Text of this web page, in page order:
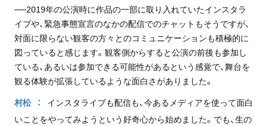
──2019年の公演時に作品の一部に取り入れていたインスタラ
イブや、緊急事態宣言のなかの配信でのチャットもそうですが、
対面に限らない観客の方々とのコミュニケーションも積極的に
図っていると感じます。観客側からすると公演の前後も参加し
ている、あるいは参加できる可能性があるという感覚で、舞台を
観る体験が拡張しているような面白さがありました。
村松
インスタライブも配信も、今あるメディアを使って面白
いことをやってみようという好奇心から始めました。でも、生の